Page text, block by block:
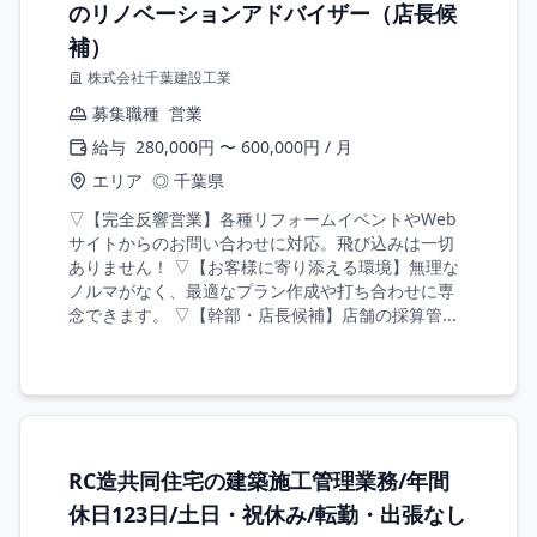
のリノベーションアドバイザー（店長候
補）
株式会社千葉建設工業
募集職種 営業
給与 280,000円 〜 600,000円 / 月
エリア ◎ 千葉県
▽【完全反響営業】各種リフォームイベントやWeb
サイトからのお問い合わせに対応。飛び込みは一切
ありません！ ▽【お客様に寄り添える環境】無理な
ノルマがなく、最適なプラン作成や打ち合わせに専
念できます。 ▽【幹部・店長候補】店舗の採算管...
RC造共同住宅の建築施工管理業務/年間
休日123日/土日・祝休み/転勤・出張なし